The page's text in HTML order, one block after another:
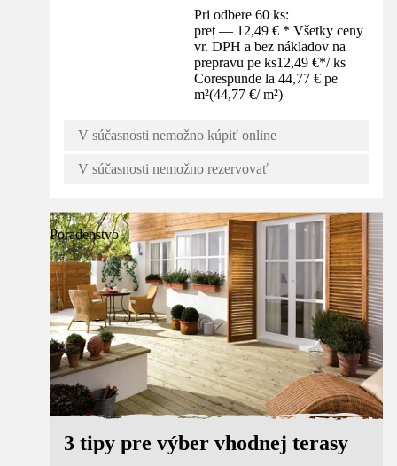
Pri odbere 60 ks:
preț — 12,49 € * Všetky ceny
vr. DPH a bez nákladov na
prepravu pe ks12,49 €*/ ks
Corespunde la 44,77 € pe
m²(44,77 €/ m²)
V súčasnosti nemožno kúpiť online
V súčasnosti nemožno rezervovať
Poradenstvo
3 tipy pre výber vhodnej terasy